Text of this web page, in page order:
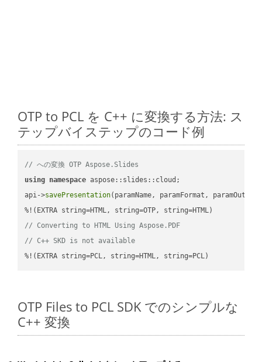
OTP to PCL を C++ に変換する方法: ス
テップバイステップのコード例
// への変換 OTP Aspose.Slides
using namespace aspose::slides::cloud;
api->savePresentation(paramName, paramFormat,
// Converting to HTML Using Aspose.PDF
// C++ SKD is not available
%!(EXTRA string=PCL, string=HTML, string=PCL)
OTP Files to PCL SDK でのシンプルな
C++ 変換